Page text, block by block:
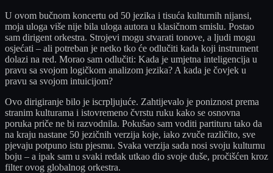
U ovom bučnom koncertu od 50 jezika i tisuća kulturnih nijansi,
moja uloga više nije bila uloga autora u klasičnom smislu. Postao
sam dirigent orkestra. Strojevi mogu stvarati tonove, a ljudi mogu
osjećati – ali potreban je netko tko će odlučiti kada koji instrument
dolazi na red. Morao sam odlučiti: Kada je umjetna inteligencija u
pravu sa svojom logičkom analizom jezika? A kada je čovjek u
pravu sa svojom intuicijom?
Ovo dirigiranje bilo je iscrpljujuće. Zahtijevalo je poniznost prema
stranim kulturama i istovremeno čvrstu ruku kako se osnovna
poruka priče ne bi razvodnila. Pokušao sam voditi partituru tako da
na kraju nastane 50 jezičnih verzija koje, iako zvuče različito, sve
pjevaju potpuno istu pjesmu. Svaka verzija sada nosi svoju kulturnu
boju – a ipak sam u svaki redak utkao dio svoje duše, pročišćen kroz
filter ovog globalnog orkestra.